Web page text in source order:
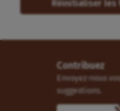
Réinitialiser les
Contribuez
Envoyez-nous
suggestions.